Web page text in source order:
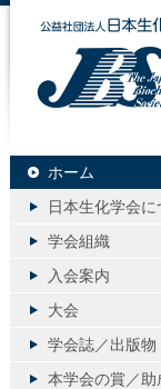
ホーム
日本生化学会に
学会組織
入会案内
大会
学会誌／出版物
本学会の賞／助